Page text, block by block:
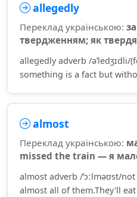
allegedly
Переклад українською:
твердженням; як
allegedly adverb /
something is a fact but
almost
Переклад українською:
missed the train — я
almost adverb /ˈɔːlməʊst/
almost all of them.They'll